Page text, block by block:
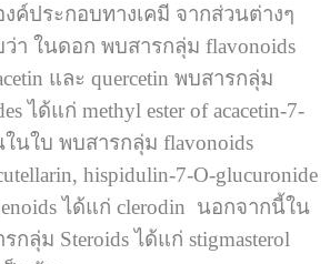
ค์ประกอบทางเคมี จากส่วนต่างๆ
า ในดอก พบสารกลุ่ม flavonoids
และ quercetin พบสารกลุ่ม
ได้แก่ methyl ester of acacetin-7-
ในใบ พบสารกลุ่ม flavonoids
hispidulin-7-O-glucuronide
ได้แก่ clerodin นอกจากนี้ใน
ลุ่ม Steroids ได้แก่ stigmasterol